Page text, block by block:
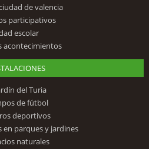
de valencia
participativos
escolar
acontecimientos
del Turia
de fútbol
deportivos
en parques y jardines
naturales